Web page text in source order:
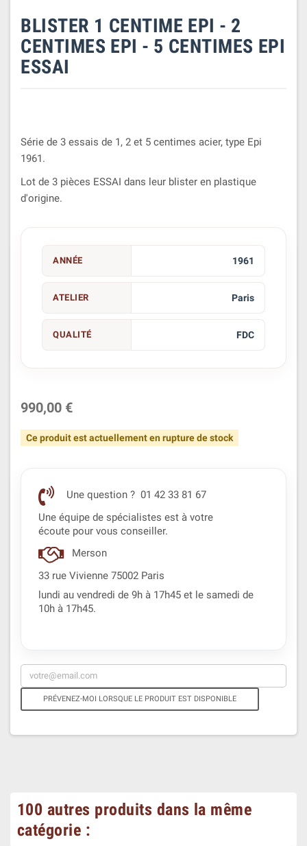
BLISTER 1 CENTIME EPI - 2
CENTIMES EPI - 5 CENTIMES EPI
ESSAI
Série de 3 essais de 1, 2 et 5 centimes acier, type Epi
1961.
Lot de 3 pièces ESSAI dans leur blister en plastique
d'origine.
ANNÉE 1961
ATELIER Paris
QUALITÉ FDC
990,00 €
Ce produit est actuellement en rupture de stock
Une question ? 01 42 33 81 67
Une équipe de spécialistes est à votre
écoute pour vous conseiller.
Merson
33 rue Vivienne 75002 Paris
lundi au vendredi de 9h à 17h45 et le samedi de
10h à 17h45.
PRÉVENEZ-MOI LORSQUE LE PRODUIT EST DISPONIBLE
100 autres produits dans la même
catégorie :